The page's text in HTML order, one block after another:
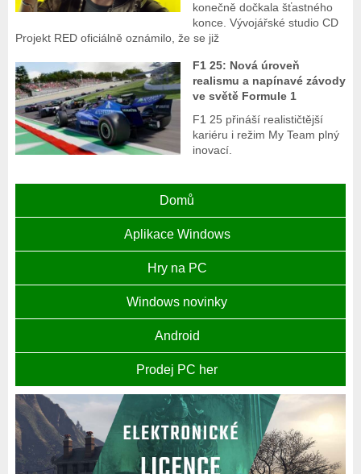
konečně dočkala šťastného
konce. Vývojářské studio CD
Projekt RED oficiálně oznámilo, že se již
F1 25: Nová úroveň
realismu a napínavé závody
ve světě Formule 1
F1 25 přináší realističtější
kariéru i režim My Team plný
inovací.
Domů
Aplikace Windows
Hry na PC
Windows novinky
Android
Prodej PC her